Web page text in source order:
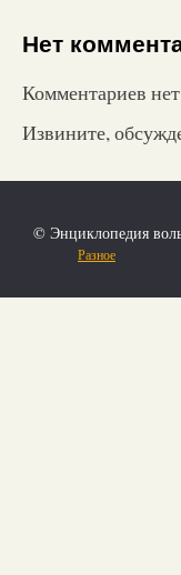
Нет
Комментариев
Извините,
© Энциклопедия
Разное